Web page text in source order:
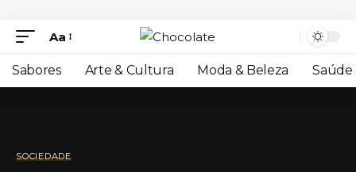
Aa
Sabores Arte & Cultura Moda & Beleza Saúde
SOCIEDADE